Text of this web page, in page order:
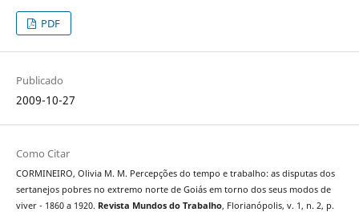
PDF
Publicado
2009-10-27
Como Citar
CORMINEIRO, Olivia M. M. Percepções do tempo e trabalho: as disputas dos
sertanejos pobres no extremo norte de Goiás em torno dos seus modos de
viver - 1860 a 1920. Revista Mundos do Trabalho, Florianópolis, v. 1, n. 2, p.